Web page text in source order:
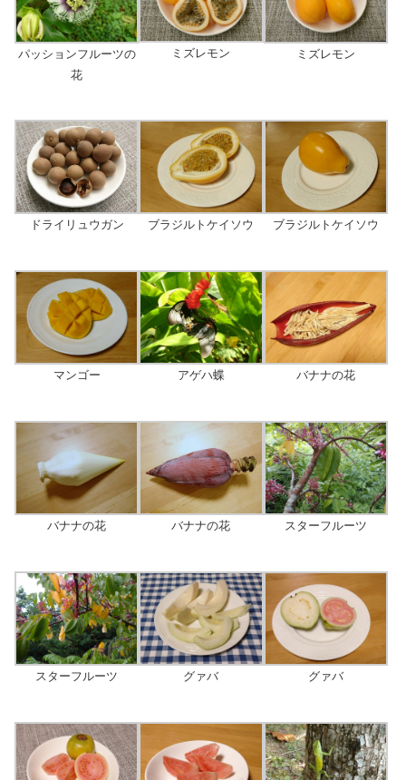
パッションフルーツの
花
ミズレモン ミズレモン
ドライリュウガン ブラジルトケイソウ ブラジルトケイソウ
マンゴー アゲハ蝶 バナナの花
バナナの花 バナナの花 スターフルーツ
スターフルーツ グァバ グァバ